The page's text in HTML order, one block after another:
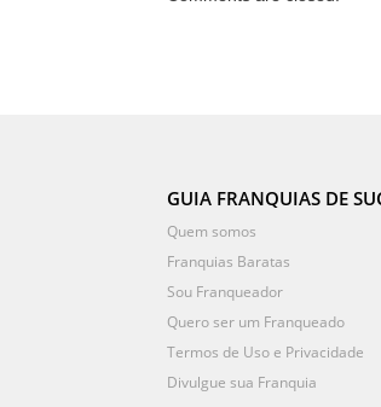
GUIA FRANQUIAS DE
Quem somos
Franquias Baratas
Sou Franqueador
Quero ser um Franqueado
Termos de Uso e Privacidade
Divulgue sua Franquia